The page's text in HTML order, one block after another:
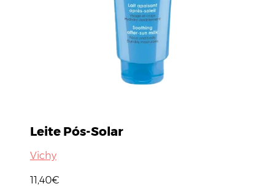
Leite Pós-Solar
Vichy
11,40€